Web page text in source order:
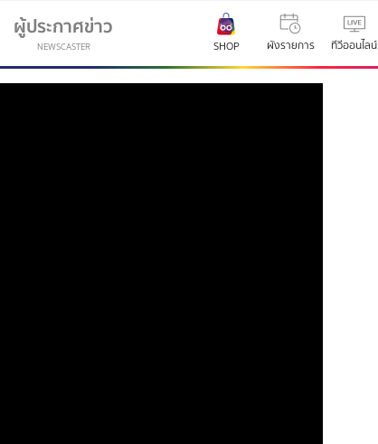
ผู้ประกาศข่าว
NEWSCASTER SHOP ผังรายการ ทีวีออนไลน์